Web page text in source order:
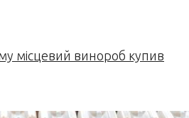
місцевий винороб купив